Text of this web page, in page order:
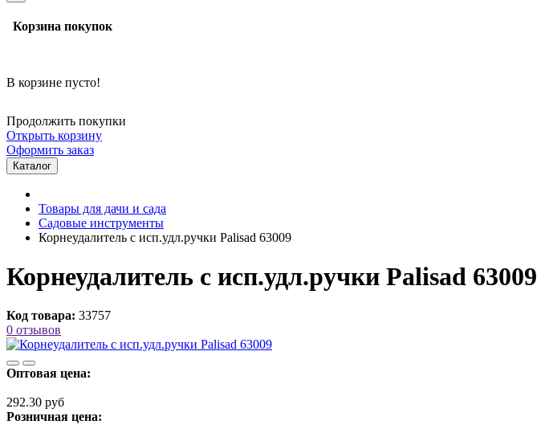
Корзина покупок
В корзине пусто!
Продолжить покупки
Открыть корзину
Оформить заказ
Каталог
Товары для дачи и сада
Садовые инструменты
Корнеудалитель с исп.удл.ручки Palisad 63009
Корнеудалитель с исп.удл.ручки Palisad 63009
Код товара: 33757
0 отзывов
Оптовая цена:
292.30 руб
Розничная цена: